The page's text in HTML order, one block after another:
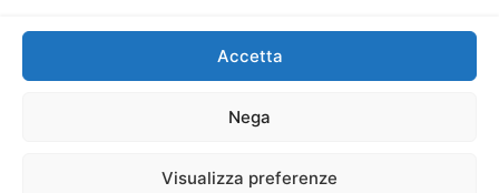
Accetta
Nega
Visualizza preferenze
P.IVA: 06334930820
Mercurio Comunicazione Società Cooperativa a r.l. è
iscritta al Registro degli Operatori di Comunicazione al
Sito gestito daLa Digitale srl–info@ladigitale.it